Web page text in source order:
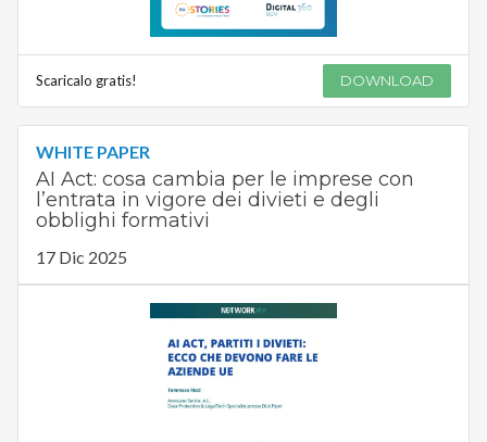
Scaricalo gratis! DOWNLOAD
WHITE PAPER
AI Act: cosa cambia per le imprese con
l’entrata in vigore dei divieti e degli
obblighi formativi
17 Dic 2025